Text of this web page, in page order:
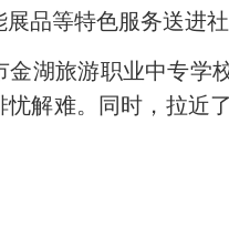
展品等特色服务送进
湖旅游职业中专学
忧解难。同时，拉近